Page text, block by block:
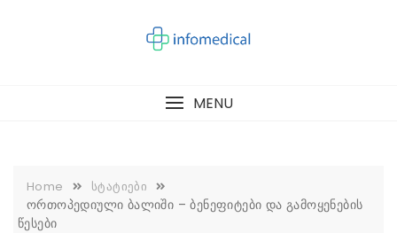
MENU
Home სტატიები
ორთოპედიული ბალიში – ბენეფიტები და გამოყენების
წესები